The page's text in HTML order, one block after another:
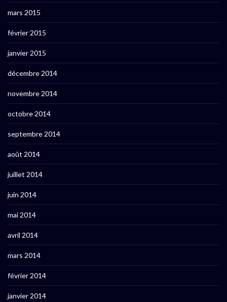
mars 2015
février 2015
janvier 2015
décembre 2014
novembre 2014
octobre 2014
septembre 2014
août 2014
juillet 2014
juin 2014
mai 2014
avril 2014
mars 2014
février 2014
janvier 2014